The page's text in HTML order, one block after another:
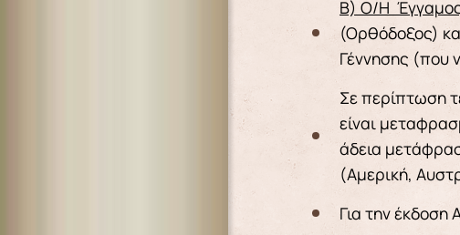
Β) Ο/Η
(Ορθόδοξος)
Γέννησης (που
Σε περίπτωση
είναι
άδεια
(Αμερική,
Για την έκδοση